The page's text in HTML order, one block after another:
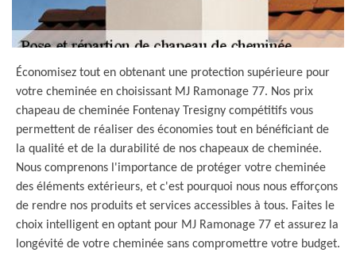
Économisez tout en obtenant une protection supérieure pour
votre cheminée en choisissant MJ Ramonage 77. Nos prix
chapeau de cheminée Fontenay Tresigny compétitifs vous
permettent de réaliser des économies tout en bénéficiant de
la qualité et de la durabilité de nos chapeaux de cheminée.
Nous comprenons l'importance de protéger votre cheminée
des éléments extérieurs, et c'est pourquoi nous nous efforçons
de rendre nos produits et services accessibles à tous. Faites le
choix intelligent en optant pour MJ Ramonage 77 et assurez la
longévité de votre cheminée sans compromettre votre budget.